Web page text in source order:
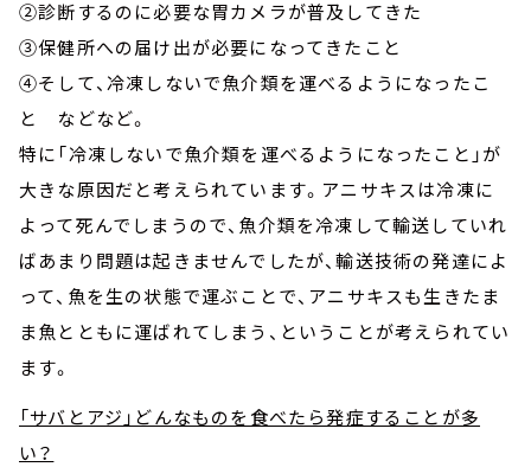
②診断するのに必要な胃カメラが普及してきた
③保健所への届け出が必要になってきたこと
④そして、冷凍しないで魚介類を運べるようになったこ
と などなど。
特に「冷凍しないで魚介類を運べるようになったこと」が
大きな原因だと考えられています。アニサキスは冷凍に
よって死んでしまうので、魚介類を冷凍して輸送していれ
ばあまり問題は起きませんでしたが、輸送技術の発達によ
って、魚を生の状態で運ぶことで、アニサキスも生きたま
ま魚とともに運ばれてしまう、ということが考えられてい
ます。
「サバとアジ」どんなものを食べたら発症することが多
い？